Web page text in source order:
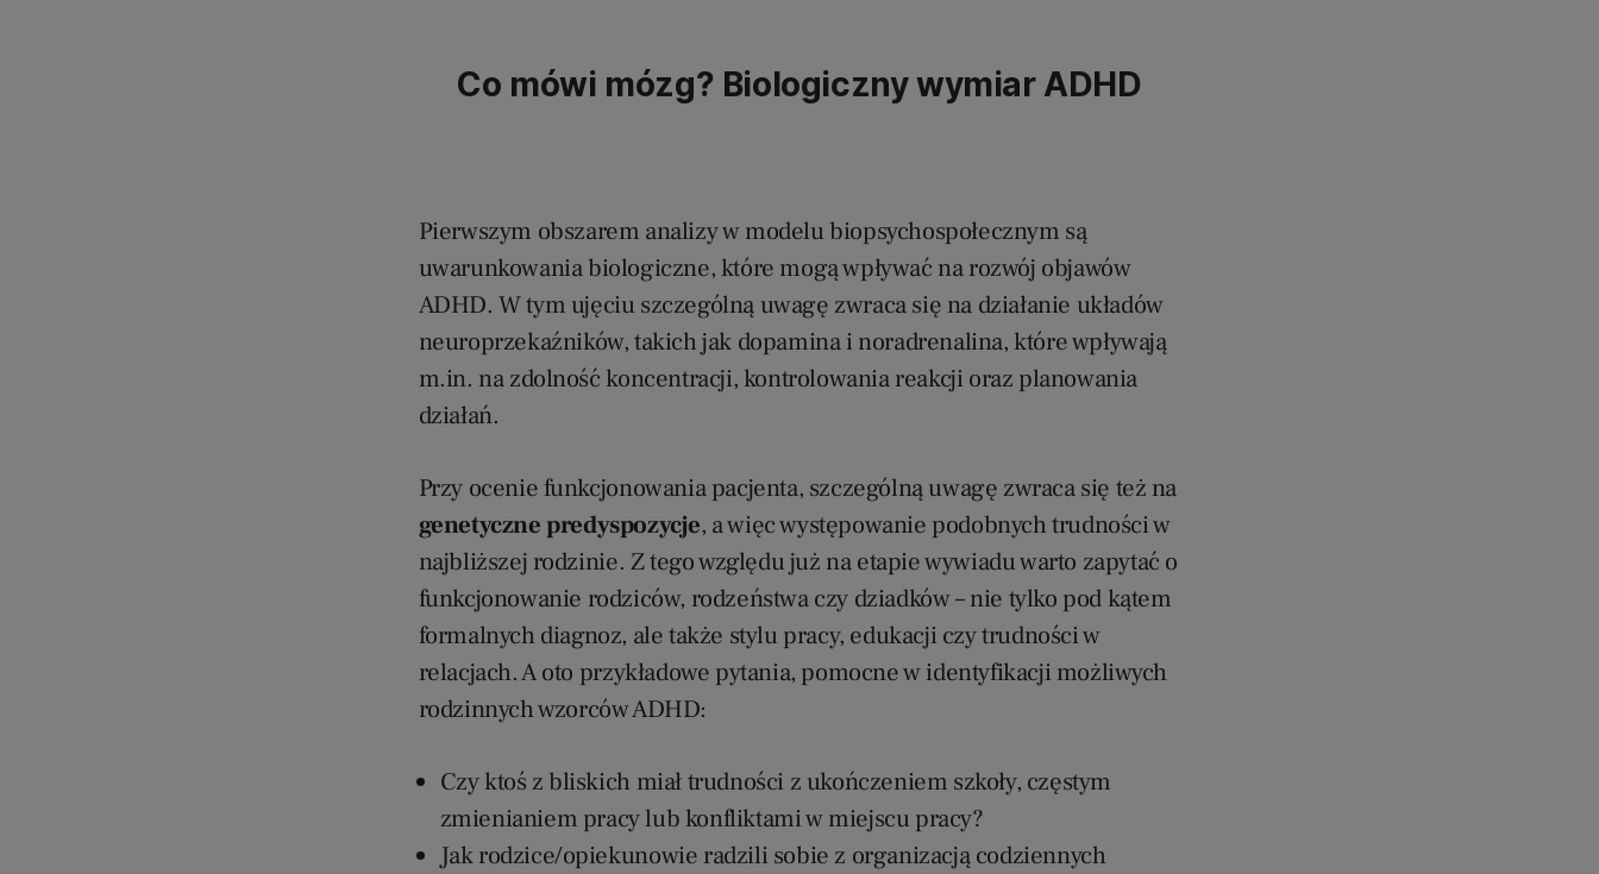
Co mówi mózg? Biologiczny wymiar ADHD
Pierwszym obszarem analizy w modelu biopsychospołecznym są
uwarunkowania biologiczne, które mogą wpływać na rozwój objawów
ADHD. W tym ujęciu szczególną uwagę zwraca się na działanie układów
neuroprzekaźników, takich jak dopamina i noradrenalina, które wpływają
m.in. na zdolność koncentracji, kontrolowania reakcji oraz planowania
działań.
Przy ocenie funkcjonowania pacjenta, szczególną uwagę zwraca się też na
genetyczne predyspozycje, a więc występowanie podobnych trudności w
najbliższej rodzinie. Z tego względu już na etapie wywiadu warto zapytać o
funkcjonowanie rodziców, rodzeństwa czy dziadków – nie tylko pod kątem
formalnych diagnoz, ale także stylu pracy, edukacji czy trudności w
relacjach. A oto przykładowe pytania, pomocne w identyfikacji możliwych
rodzinnych wzorców ADHD:
Czy ktoś z bliskich miał trudności z ukończeniem szkoły, częstym
zmienianiem pracy lub konfliktami w miejscu pracy?
Jak rodzice/opiekunowie radzili sobie z organizacją codziennych